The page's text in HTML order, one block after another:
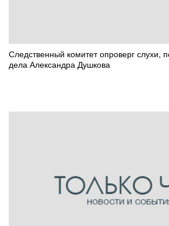
Следственный комитет опроверг слухи,
дела Александра Душкова